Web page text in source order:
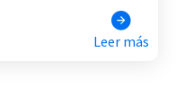
Leer más